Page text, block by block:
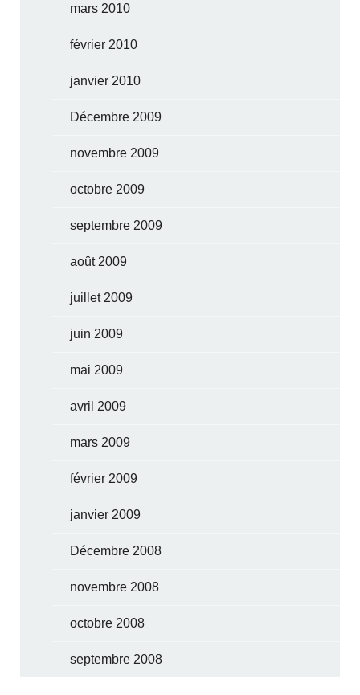
mars 2010
février 2010
janvier 2010
Décembre 2009
novembre 2009
octobre 2009
septembre 2009
août 2009
juillet 2009
juin 2009
mai 2009
avril 2009
mars 2009
février 2009
janvier 2009
Décembre 2008
novembre 2008
octobre 2008
septembre 2008